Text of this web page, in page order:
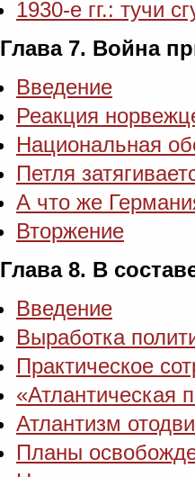
1930-е гг.: тучи
Глава 7. Война
Введение
Реакция
Национальная
Петля
А что же
Вторжение
Глава 8. В
Введение
Выработка
Практическое
«Атлантическая
Атлантизм
Планы